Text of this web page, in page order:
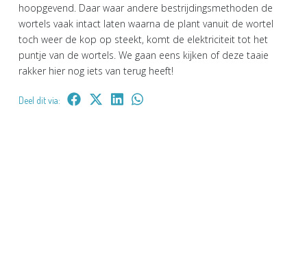
hoopgevend. Daar waar andere bestrijdingsmethoden de
wortels vaak intact laten waarna de plant vanuit de wortel
toch weer de kop op steekt, komt de elektriciteit tot het
puntje van de wortels. We gaan eens kijken of deze taaie
rakker hier nog iets van terug heeft!
Deel dit via: